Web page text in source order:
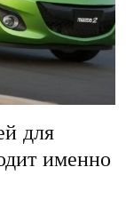
для
именно